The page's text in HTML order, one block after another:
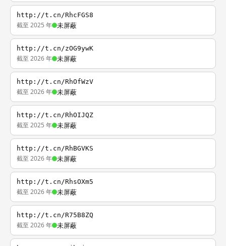
http://t.cn/RhcFGS8
截至 2025 年 未屏蔽
http://t.cn/zOG9ywK
截至 2026 年 未屏蔽
http://t.cn/RhOfWzV
截至 2026 年 未屏蔽
http://t.cn/RhOIJQZ
截至 2025 年 未屏蔽
http://t.cn/RhBGVKS
截至 2026 年 未屏蔽
http://t.cn/RhsOXm5
截至 2026 年 未屏蔽
http://t.cn/R75B8ZQ
截至 2026 年 未屏蔽